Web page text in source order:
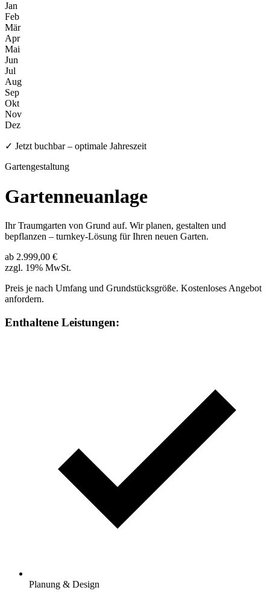
Jan
Feb
Mär
Apr
Mai
Jun
Jul
Aug
Sep
Okt
Nov
Dez
✓ Jetzt buchbar – optimale Jahreszeit
Gartengestaltung
Gartenneuanlage
Ihr Traumgarten von Grund auf. Wir planen, gestalten und
bepflanzen – turnkey-Lösung für Ihren neuen Garten.
ab 2.999,00 €
zzgl. 19% MwSt.
Preis je nach Umfang und Grundstücksgröße. Kostenloses Angebot
anfordern.
Enthaltene Leistungen:
Planung & Design